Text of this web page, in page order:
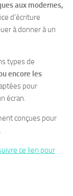
aux modernes,
d’écriture
à donner à un
types de
encore les
pour
écran.
conçues pour
ce lien pour